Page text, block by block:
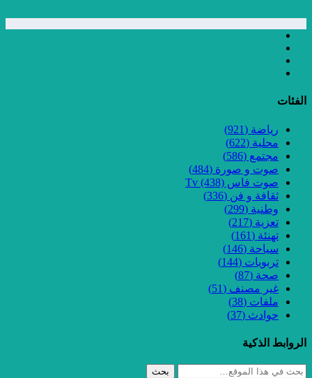
الفئات
رياضة (921)
محلية (622)
مجتمع (586)
صوت و صورة (484)
صوت فاس Tv (438)
ثقافة و فن (336)
وطنية (299)
تعزية (217)
تهنئة (161)
سياحة (146)
تربويات (144)
صحة (87)
غير مصنف (51)
ملفات (38)
حوادث (37)
الروابط الذكية
بحث